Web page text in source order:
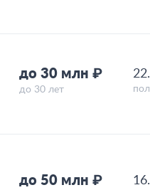
до 30 млн ₽
до 30 лет
до 50 млн ₽